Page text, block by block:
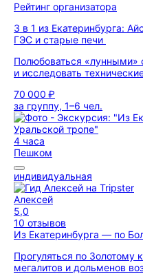
Рейтинг организатора
3 в 1 из Екатеринбурга:
ГЭС и старые печи
Полюбоваться «лунными»
и исследовать
70 000 ₽
за группу, 1–6 чел.
4 часа
Пешком
индивидуальная
Алексей
5,0
10 отзывов
Из Екатеринбурга — по
Прогуляться по Золотому
мегалитов и дольменов